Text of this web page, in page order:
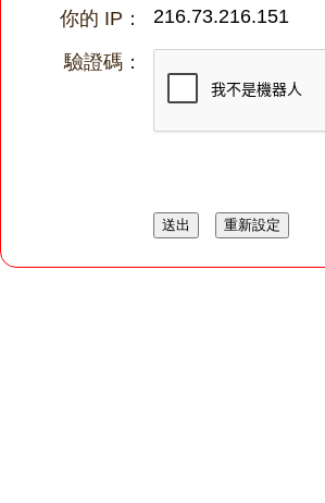
你的 IP：
216.73.216.151
驗證碼：